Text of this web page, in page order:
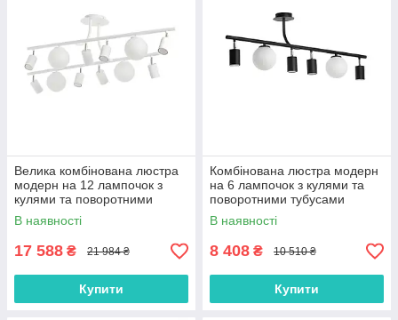
Велика комбінована люстра
модерн на 12 лампочок з
кулями та поворотними
тубусами
В наявності
17 588 ₴ 21 984 ₴
Купити
Комбінована люстра модерн
на 6 лампочок з кулями та
поворотними тубусами
В наявності
8 408 ₴ 10 510 ₴
Купити